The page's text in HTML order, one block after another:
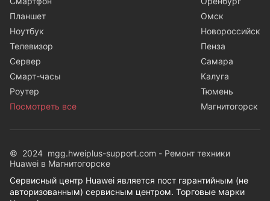
Планшет
Ноутбук
Телевизор
Сервер
Смарт-часы
Роутер
Посмотреть все
Омск
Новороссийск
Пенза
Самара
Калуга
Тюмень
Магнитогорск
© 2024 mgg.hweiplus-support.com - Ремонт техники
Huawei в Магнитогорске
Сервисный центр Huawei является пост гарантийным (не
авторизованным) сервисным центром. Торговые марки